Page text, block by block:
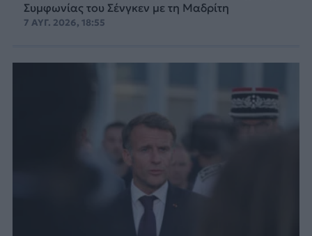
Συμφωνίας του Σένγκεν με τη Μαδρίτη
7 ΑΥΓ. 2026, 18:55